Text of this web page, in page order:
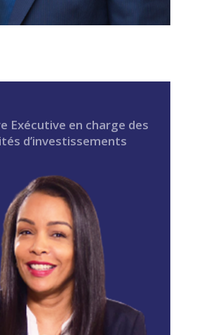
Exécutive en charge des
d’investissements